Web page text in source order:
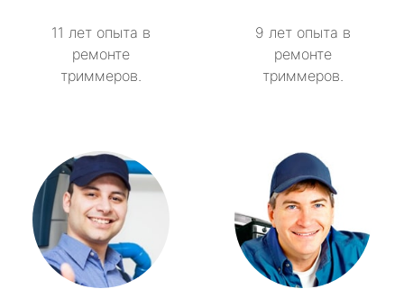
11 лет опыта в
ремонте
триммеров.
9 лет опыта в
ремонте
триммеров.